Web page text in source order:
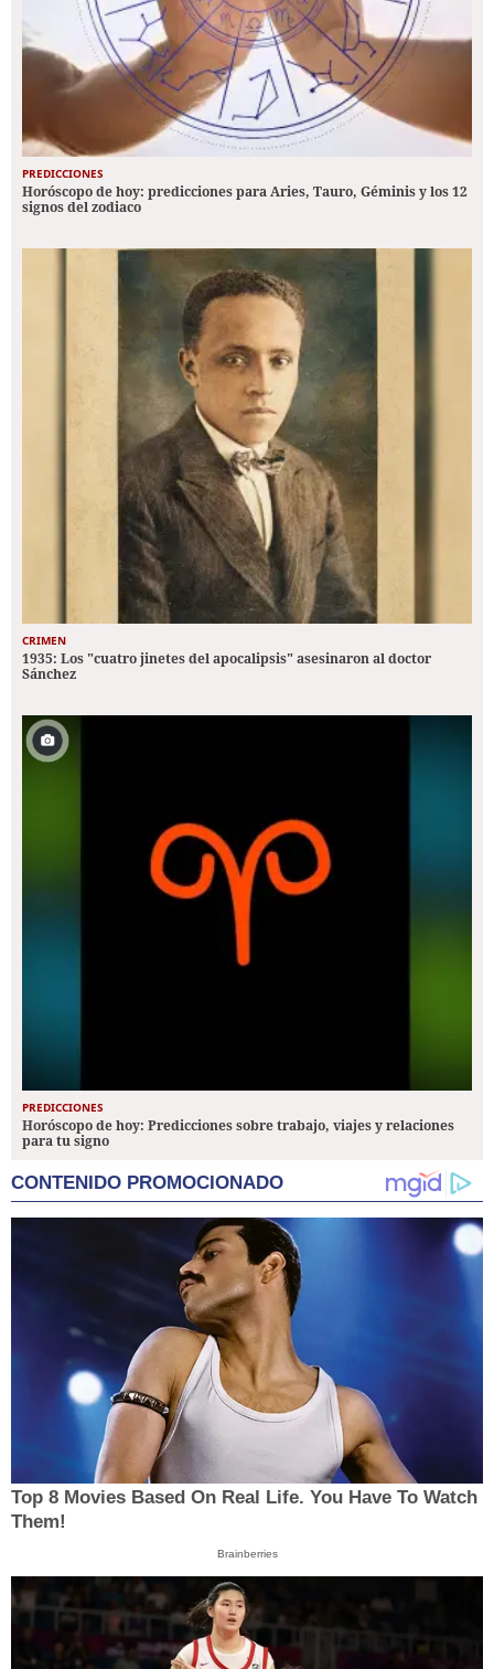
PREDICCIONES
Horóscopo de hoy: predicciones para Aries, Tauro, Géminis y los 12
signos del zodiaco
CRIMEN
1935: Los "cuatro jinetes del apocalipsis" asesinaron al doctor
Sánchez
PREDICCIONES
Horóscopo de hoy: Predicciones sobre trabajo, viajes y relaciones
para tu signo
CONTENIDO PROMOCIONADO
Top 8 Movies Based On Real Life. You Have To Watch
Them!
Brainberries